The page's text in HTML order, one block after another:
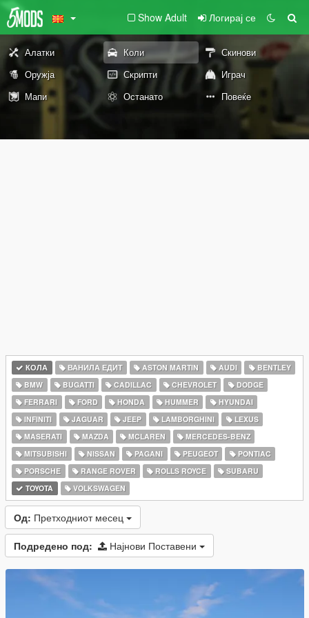
Show Adult Логирај се
Алатки Коли
Скинови
Оружја
Скрипти
Играч
Мапи
Останато Повеќе
КОЛА ВАНИЛА ЕДИТ ASTON MARTIN AUDI
BENTLEY
BMW
BUGATTI CADILLAC CHEVROLET
DODGE
FERRARI
FORD HONDA HUMMER
HYUNDAI
INFINITI
JAGUAR JEEP LAMBORGHINI
LEXUS
MASERATI
MAZDA MCLAREN
MERCEDES-BENZ
MITSUBISHI
NISSAN PAGANI PEUGEOT
PONTIAC
PORSCHE
RANGE ROVER ROLLS ROYCE
SUBARU
TOYOTA
VOLKSWAGEN
Од: Претходниот месец
Подредено под: Најнови Поставени